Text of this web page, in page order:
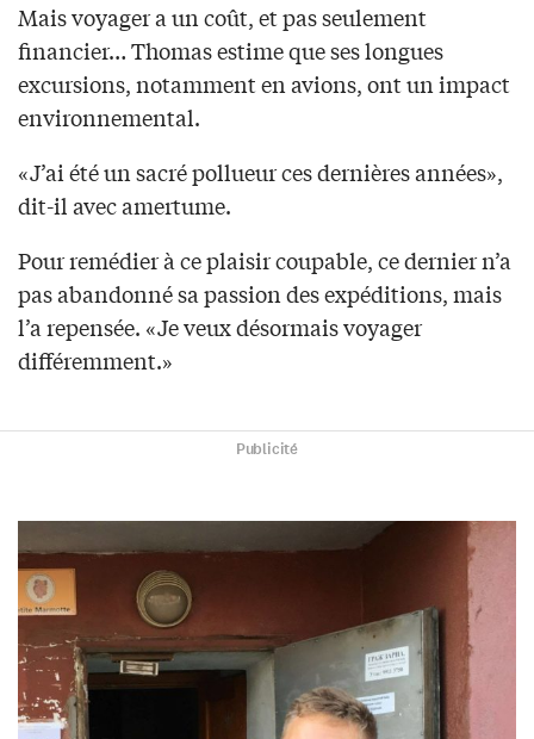
Mais voyager a un coût, et pas seulement
financier… Thomas estime que ses longues
excursions, notamment en avions, ont un impact
environnemental.
«J’ai été un sacré pollueur ces dernières années»,
dit-il avec amertume.
Pour remédier à ce plaisir coupable, ce dernier n’a
pas abandonné sa passion des expéditions, mais
l’a repensée. «Je veux désormais voyager
différemment.»
Publicité